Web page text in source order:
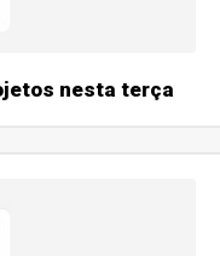
nesta terça